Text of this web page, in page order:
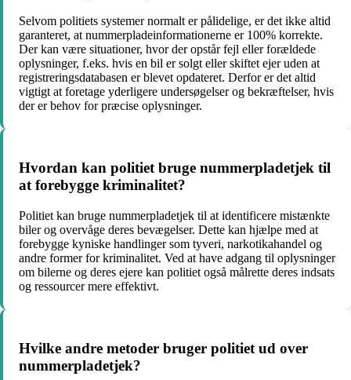
Selvom politiets systemer normalt er pålidelige, er det ikke altid
garanteret, at nummerpladeinformationerne er 100% korrekte.
Der kan være situationer, hvor der opstår fejl eller forældede
oplysninger, f.eks. hvis en bil er solgt eller skiftet ejer uden at
registreringsdatabasen er blevet opdateret. Derfor er det altid
vigtigt at foretage yderligere undersøgelser og bekræftelser, hvis
der er behov for præcise oplysninger.
Hvordan kan politiet bruge nummerpladetjek til
at forebygge kriminalitet?
Politiet kan bruge nummerpladetjek til at identificere mistænkte
biler og overvåge deres bevægelser. Dette kan hjælpe med at
forebygge kyniske handlinger som tyveri, narkotikahandel og
andre former for kriminalitet. Ved at have adgang til oplysninger
om bilerne og deres ejere kan politiet også målrette deres indsats
og ressourcer mere effektivt.
Hvilke andre metoder bruger politiet ud over
nummerpladetjek?